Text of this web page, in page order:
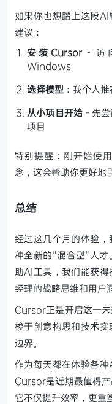
如果你也想踏上这段
建议：
安装Cursor- 访
Windows
选择模型 ：我个人
从小项目开始 - 先
项目
特别提醒：刚开始使
念，这会帮助你更好地
总结
经过这几个月的体验
种全新的"混合型"人才
助AI工具，我们能获
经理的战略思维和用户
Cursor正是开启这一
梭于创意构思和技术
边界。
作为每天都在体验各种
Cursor是近期最值得
它不仅提升效率，更重